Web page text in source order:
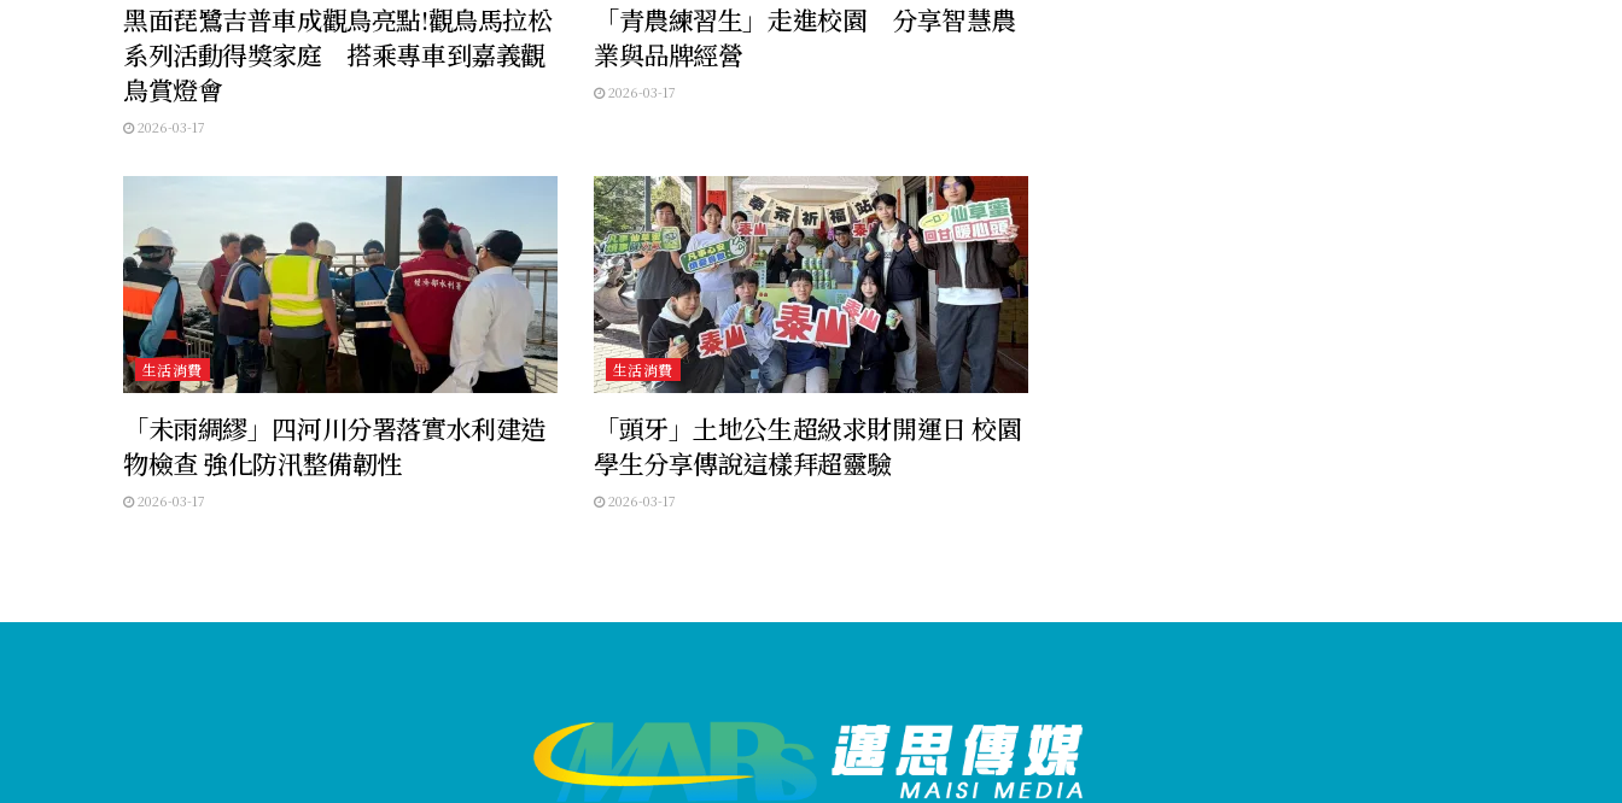
黑面琵鷺吉普車成觀鳥亮點!觀鳥馬拉松
系列活動得獎家庭 搭乘專車到嘉義觀
鳥賞燈會
2026-03-17
「青農練習生」走進校園 分享智慧農
業與品牌經營
2026-03-17
生活消費
「未雨綢繆」四河川分署落實水利建造
物檢查 強化防汛整備韌性
2026-03-17
生活消費
「頭牙」土地公生超級求財開運日 校園
學生分享傳說這樣拜超靈驗
2026-03-17